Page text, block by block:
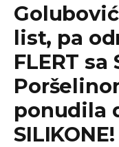
list, pa
FLERT sa
ponudila